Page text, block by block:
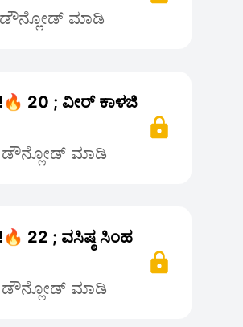
ಡೌನ್ಲೋಡ್ ಮಾಡಿ
20 ; ವೀರ್ ಕಾಳಜಿ
ಡೌನ್ಲೋಡ್ ಮಾಡಿ
22 ; ವಸಿಷ್ಠ ಸಿಂಹ
ಡೌನ್ಲೋಡ್ ಮಾಡಿ